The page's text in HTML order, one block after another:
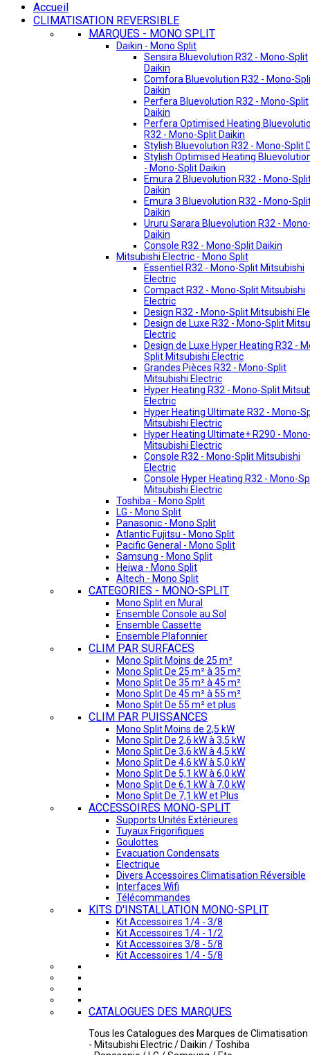
Accueil
CLIMATISATION REVERSIBLE
MARQUES - MONO SPLIT
Daikin - Mono Split
Sensira Bluevolution R32 - Mono-Split
Daikin
Comfora Bluevolution R32 - Mono-
Daikin
Perfera Bluevolution R32 - Mono-Split
Daikin
Perfera Optimised Heating
R32 - Mono-Split Daikin
Stylish Bluevolution R32 - Mono-Split
Stylish Optimised Heating
- Mono-Split Daikin
Emura 2 Bluevolution R32 - Mono-
Daikin
Emura 3 Bluevolution R32 - Mono-
Daikin
Ururu Sarara Bluevolution R32 -
Daikin
Console R32 - Mono-Split Daikin
Mitsubishi Electric - Mono Split
Essentiel R32 - Mono-Split Mitsubishi
Electric
Compact R32 - Mono-Split Mitsubishi
Electric
Design R32 - Mono-Split Mitsubishi
Design de Luxe R32 - Mono-Split
Electric
Design de Luxe Hyper Heating R32 -
Split Mitsubishi Electric
Grandes Pièces R32 - Mono-Split
Mitsubishi Electric
Hyper Heating R32 - Mono-Split
Electric
Hyper Heating Ultimate R32 - Mono-
Mitsubishi Electric
Hyper Heating Ultimate+ R290 -
Mitsubishi Electric
Console R32 - Mono-Split Mitsubishi
Electric
Console Hyper Heating R32 - Mono-
Mitsubishi Electric
Toshiba - Mono Split
LG - Mono Split
Panasonic - Mono Split
Atlantic Fujitsu - Mono Split
Pacific General - Mono Split
Samsung - Mono Split
Heiwa - Mono Split
Altech - Mono Split
CATEGORIES - MONO-SPLIT
Mono Split en Mural
Ensemble Console au Sol
Ensemble Cassette
Ensemble Plafonnier
CLIM PAR SURFACES
Mono Split Moins de 25 m²
Mono Split De 25 m² à 35 m²
Mono Split De 35 m² à 45 m²
Mono Split De 45 m² à 55 m²
Mono Split De 55 m² et plus
CLIM PAR PUISSANCES
Mono Split Moins de 2,5 kW
Mono Split De 2,6 kW à 3,5 kW
Mono Split De 3,6 kW à 4,5 kW
Mono Split De 4,6 kW à 5,0 kW
Mono Split De 5,1 kW à 6,0 kW
Mono Split De 6,1 kW à 7,0 kW
Mono Split De 7,1 kW et Plus
ACCESSOIRES MONO-SPLIT
Supports Unités Extérieures
Tuyaux Frigorifiques
Goulottes
Evacuation Condensats
Electrique
Divers Accessoires Climatisation Réversible
Interfaces Wifi
Télécommandes
KITS D'INSTALLATION MONO-SPLIT
Kit Accessoires 1/4 - 3/8
Kit Accessoires 1/4 - 1/2
Kit Accessoires 3/8 - 5/8
Kit Accessoires 1/4 - 5/8
CATALOGUES DES MARQUES
Tous les Catalogues des Marques de Climatisation
- Mitsubishi Electric / Daikin / Toshiba